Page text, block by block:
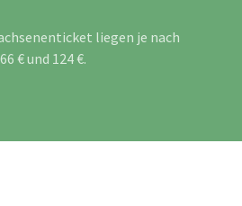
liegen je nach
€ und 124 €.